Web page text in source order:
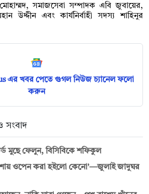
সমাজসেবা সম্পাদক এবি জুবায়ের,
উদ্দীন এবং কার্যনির্বাহী সদস্য শাহিনুর
এর খবর পেতে গুগল নিউজ চ্যানেল ফলো
করুন
মুছে ফেলুন, বিসিবিকে শফিকুল
ওপেন করা হইলো কেনো’—জুলাই জাদুঘর